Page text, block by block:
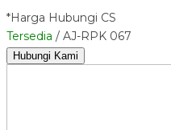
*Harga Hubungi CS
Tersedia / AJ-RPK 067
Hubungi Kami